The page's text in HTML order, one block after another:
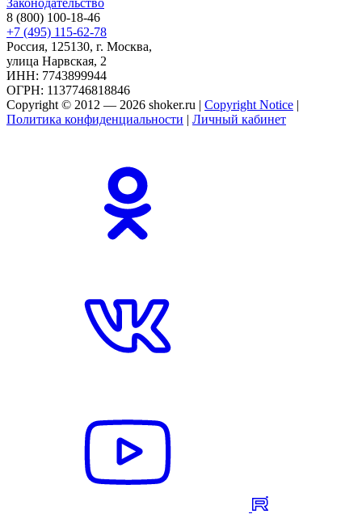
Законодательство
8 (800) 100-18-46
+7 (495) 115-62-78
Россия, 125130, г. Москва,
улица Нарвская, 2
ИНН: 7743899944
ОГРН: 1137746818846
Copyright © 2012 — 2026 shoker.ru | Copyright Notice |
Политика конфиденциальности | Личный кабинет